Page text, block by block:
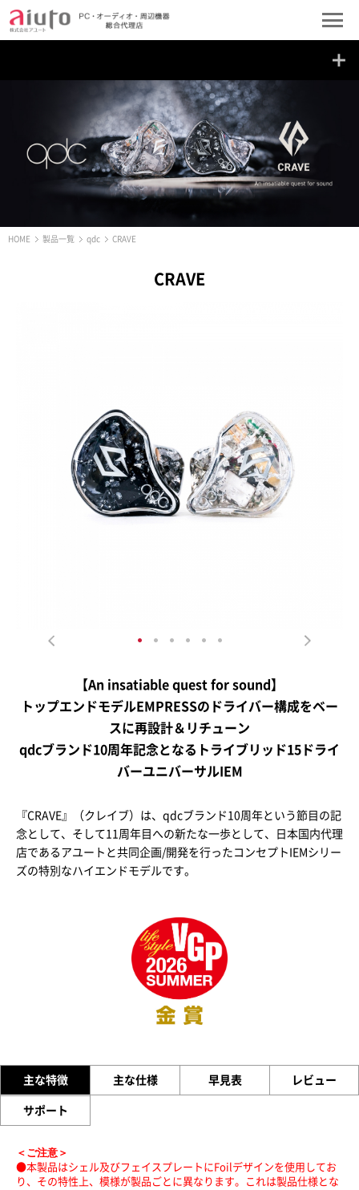
HOME 製品一覧 qdc CRAVE
CRAVE
【An insatiable quest for sound】
トップエンドモデルEMPRESSのドライバー構成をベー
スに再設計＆リチューン
qdcブランド10周年記念となるトライブリッド15ドライ
バーユニバーサルIEM
『CRAVE』（クレイブ）は、qdcブランド10周年という節目の記
念として、そして11周年目への新たな一歩として、日本国内代理
店であるアユートと共同企画/開発を行ったコンセプトIEMシリー
ズの特別なハイエンドモデルです。
主な特徴 主な仕様 早見表 レビュー
サポート
＜ご注意＞
●本製品はシェル及びフェイスプレートにFoilデザインを使用してお
り、その特性上、模様が製品ごとに異なります。これは製品仕様とな